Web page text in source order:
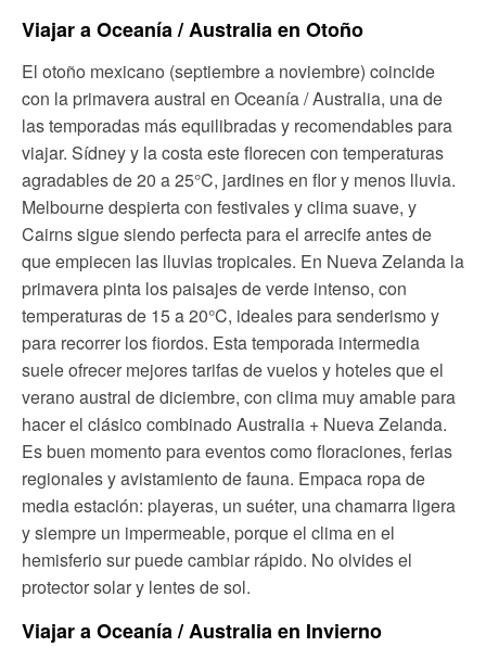
Viajar a Oceanía / Australia en Otoño
El otoño mexicano (septiembre a noviembre) coincide
con la primavera austral en Oceanía / Australia, una de
las temporadas más equilibradas y recomendables para
viajar. Sídney y la costa este florecen con temperaturas
agradables de 20 a 25°C, jardines en flor y menos lluvia.
Melbourne despierta con festivales y clima suave, y
Cairns sigue siendo perfecta para el arrecife antes de
que empiecen las lluvias tropicales. En Nueva Zelanda la
primavera pinta los paisajes de verde intenso, con
temperaturas de 15 a 20°C, ideales para senderismo y
para recorrer los fiordos. Esta temporada intermedia
suele ofrecer mejores tarifas de vuelos y hoteles que el
verano austral de diciembre, con clima muy amable para
hacer el clásico combinado Australia + Nueva Zelanda.
Es buen momento para eventos como floraciones, ferias
regionales y avistamiento de fauna. Empaca ropa de
media estación: playeras, un suéter, una chamarra ligera
y siempre un impermeable, porque el clima en el
hemisferio sur puede cambiar rápido. No olvides el
protector solar y lentes de sol.
Viajar a Oceanía / Australia en Invierno